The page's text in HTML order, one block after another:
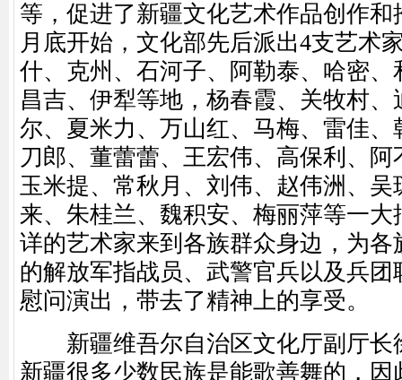
等，促进了新疆文化艺术作品创作和
月底开始，文化部先后派出4支艺术
什、克州、石河子、阿勒泰、哈密、
昌吉、伊犁等地，杨春霞、关牧村
尔、夏米力、万山红、马梅、雷佳
刀郎、董蕾蕾、王宏伟、高保利、
玉米提、常秋月、刘伟、赵伟洲、吴
来、朱桂兰、魏积安、梅丽萍等一
详的艺术家来到各族群众身边，为各
的解放军指战员、武警官兵以及兵
慰问演出，带去了精神上的享受。
新疆维吾尔自治区文化厅副厅长
新疆很多少数民族是能歌善舞的，